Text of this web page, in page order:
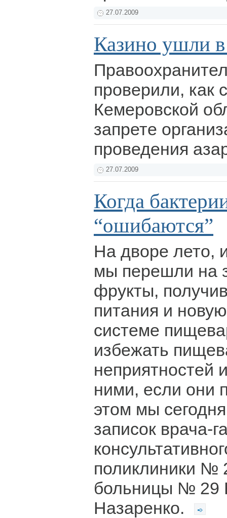
27.07.2009
Казино ушли
проверили, как
Кемеровской
запрете
проведения
27.07.2009
Когда
“ошибаются”
На дворе лето,
мы перешли на
фрукты,
питания и
системе
избежать
неприятностей
ними, если они
этом мы
записок врача-
поликлиники №
больницы № 29
Назаренко.